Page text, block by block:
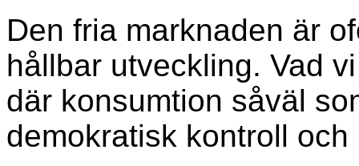
Den fria marknaden är
hållbar utveckling. Vad
där konsumtion såväl
demokratisk kontroll